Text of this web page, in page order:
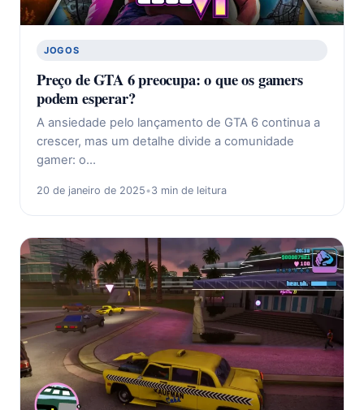
JOGOS
Preço de GTA 6 preocupa: o que os gamers
podem esperar?
A ansiedade pelo lançamento de GTA 6 continua a
crescer, mas um detalhe divide a comunidade
gamer: o…
20 de janeiro de 2025•3 min de leitura